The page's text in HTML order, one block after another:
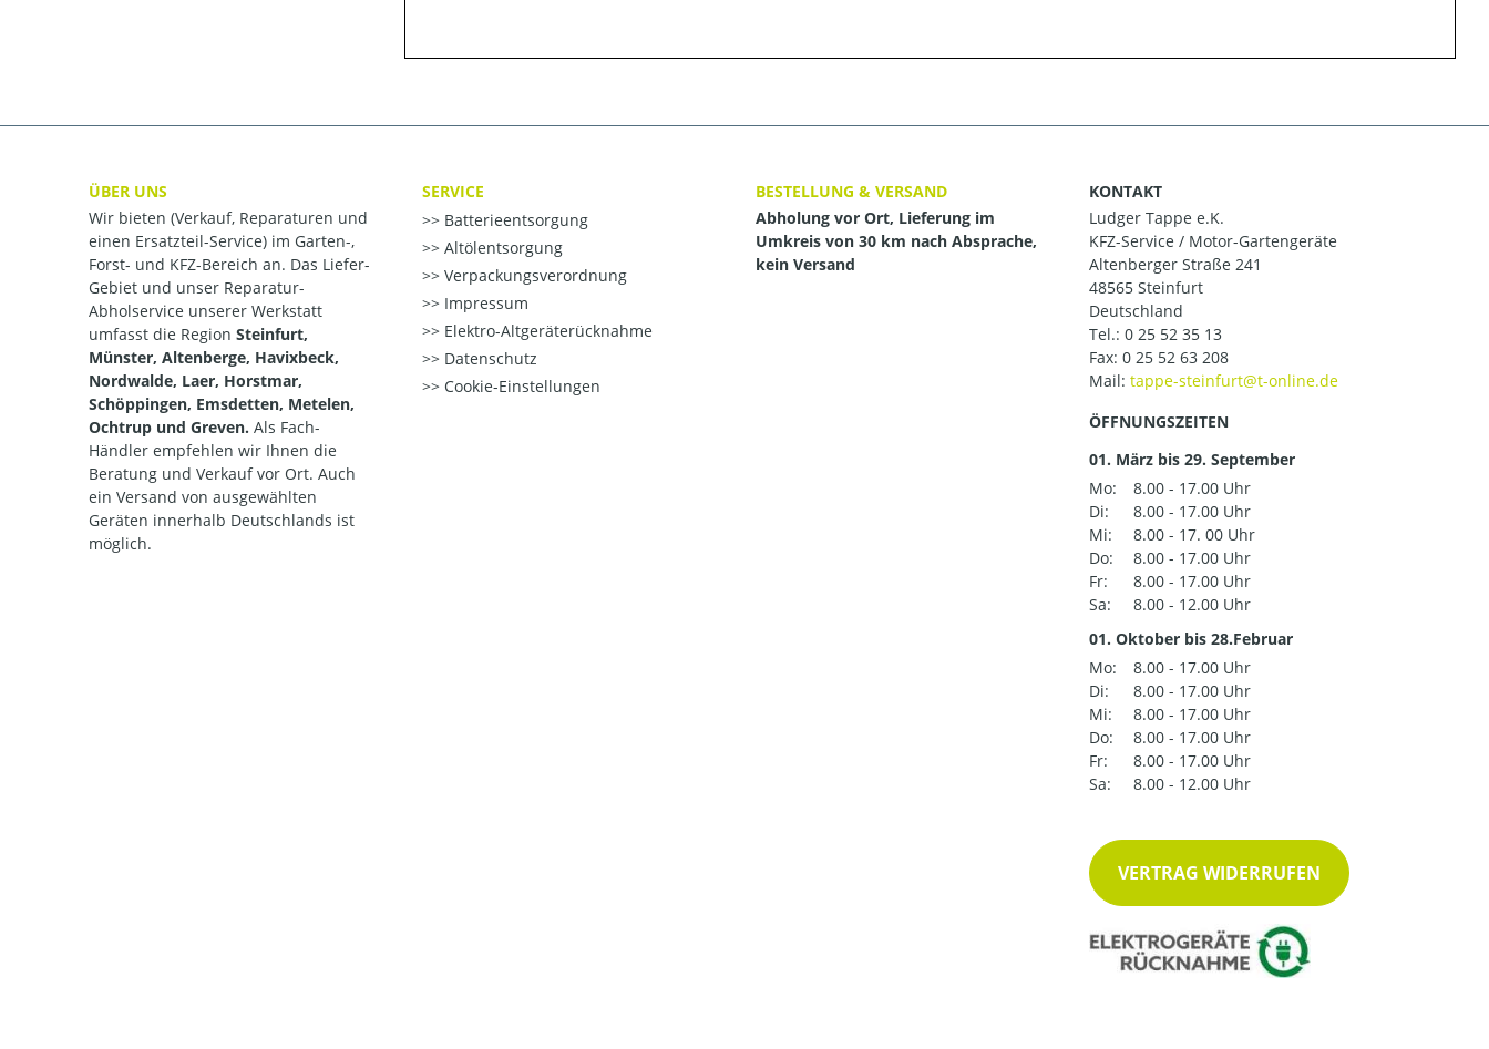
ÜBER UNS
Wir bieten (Verkauf, Reparaturen und
einen Ersatzteil-Service) im Garten-,
Forst- und KFZ-Bereich an. Das Liefer-
Gebiet und unser Reparatur-
Abholservice unserer Werkstatt
umfasst die Region Steinfurt,
Münster, Altenberge, Havixbeck,
Nordwalde, Laer, Horstmar,
Schöppingen, Emsdetten, Metelen,
Ochtrup und Greven. Als Fach-
Händler empfehlen wir Ihnen die
Beratung und Verkauf vor Ort. Auch
ein Versand von ausgewählten
Geräten innerhalb Deutschlands ist
möglich.
SERVICE
Batterieentsorgung
Altölentsorgung
Verpackungsverordnung
Impressum
Elektro-Altgeräterücknahme
Datenschutz
Cookie-Einstellungen
BESTELLUNG & VERSAND
Abholung vor Ort, Lieferung im
Umkreis von 30 km nach Absprache,
kein Versand
KONTAKT
Ludger Tappe e.K.
KFZ-Service / Motor-Gartengeräte
Altenberger Straße 241
48565 Steinfurt
Deutschland
Tel.: 0 25 52 35 13
Fax: 0 25 52 63 208
Mail:
ÖFFNUNGSZEITEN
01. März bis 29. September
Mo:
8.00 - 17.00 Uhr
Di:
8.00 - 17.00 Uhr
Mi:
8.00 - 17. 00 Uhr
Do:
8.00 - 17.00 Uhr
Fr:
8.00 - 17.00 Uhr
Sa:
8.00 - 12.00 Uhr
01. Oktober bis 28.Februar
Mo:
8.00 - 17.00 Uhr
Di:
8.00 - 17.00 Uhr
Mi:
8.00 - 17.00 Uhr
Do:
8.00 - 17.00 Uhr
Fr:
8.00 - 17.00 Uhr
Sa:
8.00 - 12.00 Uhr
VERTRAG WIDERRUFEN